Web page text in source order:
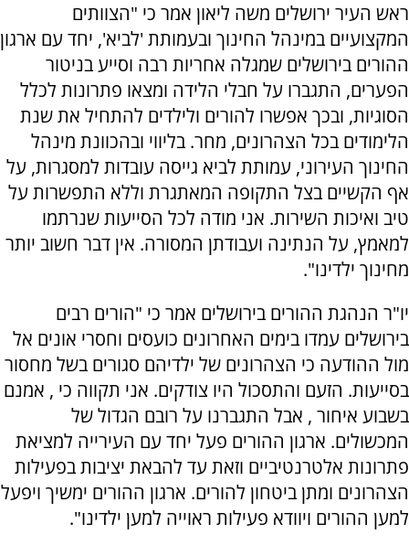
ראש העיר ירושלים משה ליאון אמר כי "הצוותים
המקצועיים במינהל החינוך ובעמותת 'לביא', יחד עם ארגון
ההורים בירושלים שמגלה אחריות רבה וסייע בניטור
הפערים, התגברו על חבלי הלידה ומצאו פתרונות לכלל
הסוגיות, ובכך אפשרו להורים ולילדים להתחיל את שנת
הלימודים בכל הצהרונים, מחר. בליווי ובהכוונת מינהל
החינוך העירוני, עמותת לביא גייסה עובדות למסגרות, על
אף הקשיים בצל התקופה המאתגרת וללא התפשרות על
טיב ואיכות השירות. אני מודה לכל הסייעות שנרתמו
למאמץ, על הנתינה ועבודתן המסורה. אין דבר חשוב יותר
מחינוך ילדינו".
יו"ר הנהגת ההורים בירושלים אמר כי "הורים רבים
בירושלים עמדו בימים האחרונים כועסים וחסרי אונים אל
מול ההודעה כי הצהרונים של ילדיהם סגורים בשל מחסור
בסייעות. הזעם והתסכול היו צודקים. אני תקווה כי , אמנם
בשבוע איחור , אבל התגברנו על רובם הגדול של
המכשולים. ארגון ההורים פעל יחד עם העירייה למציאת
פתרונות אלטרנטיביים וזאת עד להבאת יציבות בפעילות
הצהרונים ומתן ביטחון להורים. ארגון ההורים ימשיך ויפעל
למען ההורים ויוודא פעילות ראוייה למען ילדינו".